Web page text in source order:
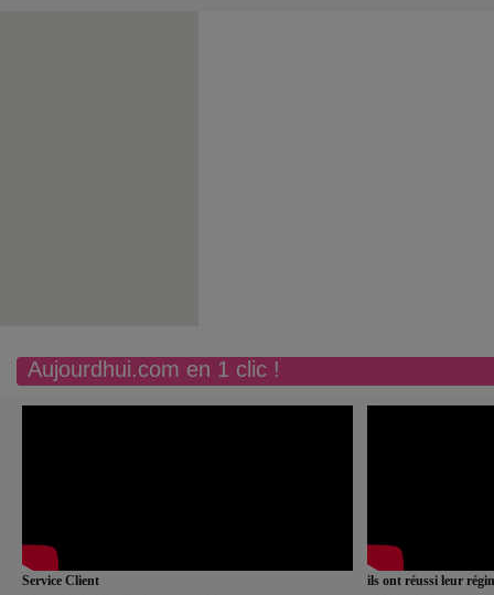
Aujourdhui.com en 1 clic !
Service Client
ils ont réussi leur